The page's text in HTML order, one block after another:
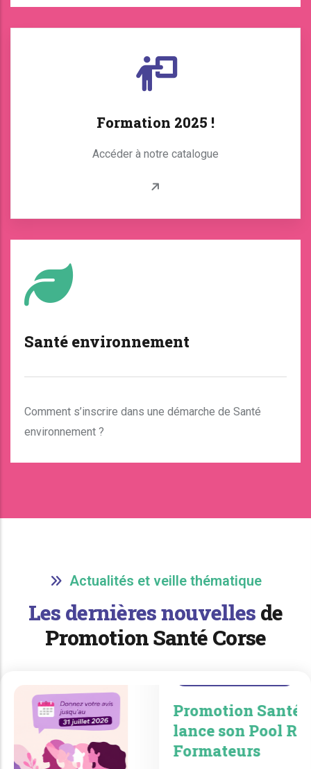
Formation 2025 !
Accéder à notre catalogue
Santé environnement
Comment s’inscrire dans une démarche de Santé
environnement ?
Actualités et veille thématique
Les dernières nouvelles de
Promotion Santé Corse